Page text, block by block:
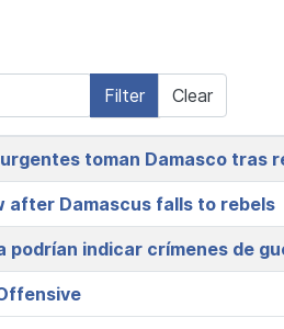
Filter Clear
toman Damasco tras
after Damascus falls to rebels
podrían indicar crímenes de